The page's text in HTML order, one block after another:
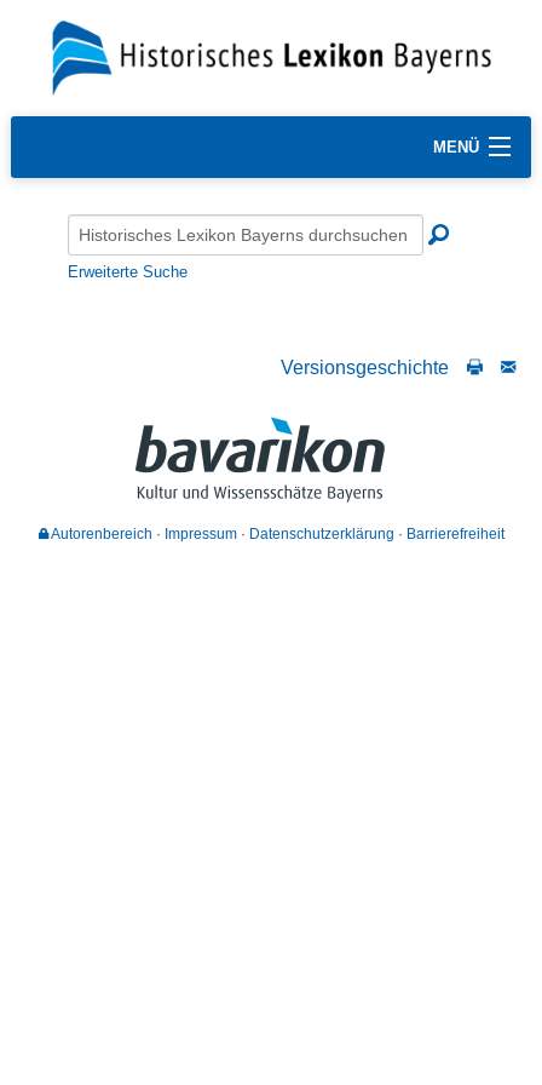
MENÜ
Erweiterte Suche
Versionsgeschichte
Autorenbereich Impressum Datenschutzerklärung Barrierefreiheit